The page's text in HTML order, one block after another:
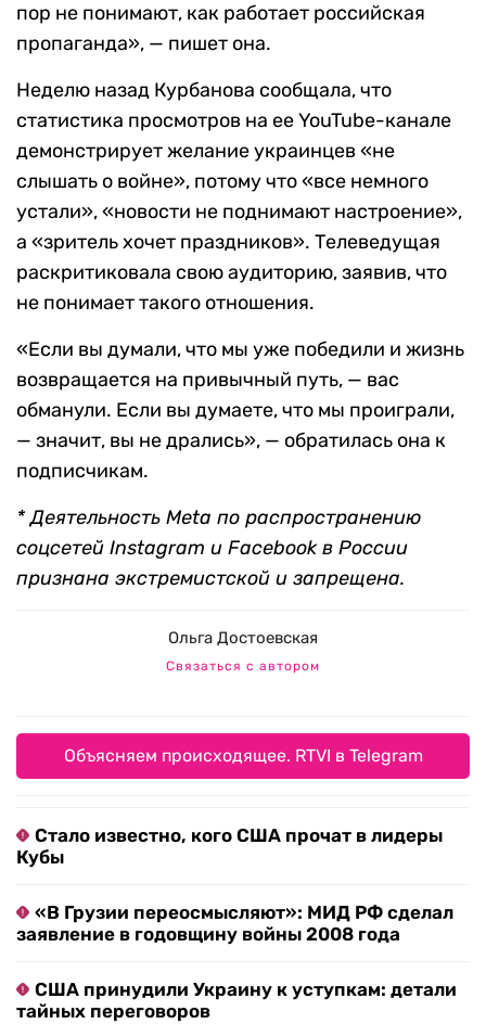
пор не понимают, как работает российская
пропаганда», — пишет она.
Неделю назад Курбанова сообщала, что
статистика просмотров на ее YouTube-канале
демонстрирует желание украинцев «не
слышать о войне», потому что «все немного
устали», «новости не поднимают настроение»,
а «зритель хочет праздников». Телеведущая
раскритиковала свою аудиторию, заявив, что
не понимает такого отношения.
«Если вы думали, что мы уже победили и жизнь
возвращается на привычный путь, — вас
обманули. Если вы думаете, что мы проиграли,
— значит, вы не дрались», — обратилась она к
подписчикам.
* Деятельность Meta по распространению
соцсетей Instagram и Facebook в России
признана экстремистской и запрещена.
Ольга Достоевская
Связаться с автором
Объясняем происходящее. RTVI в Telegram
Стало известно, кого США прочат в лидеры
Кубы
«В Грузии переосмысляют»: МИД РФ сделал
заявление в годовщину войны 2008 года
США принудили Украину к уступкам: детали
тайных переговоров